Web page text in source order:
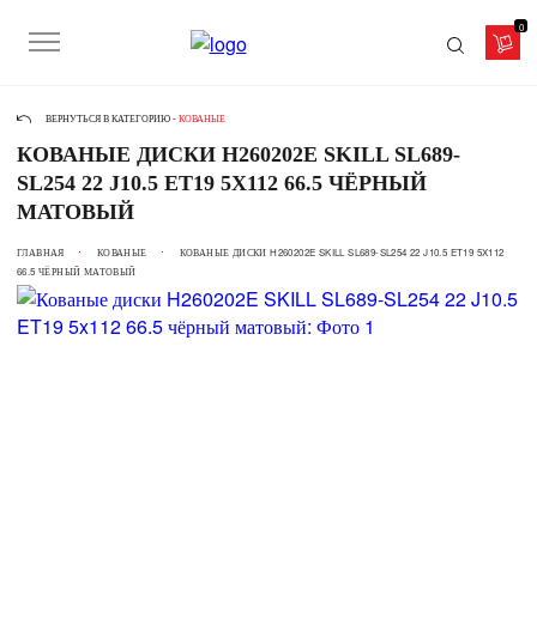
0
ВЕРНУТЬСЯ В КАТЕГОРИЮ - КОВАНЫЕ
КОВАНЫЕ ДИСКИ H260202E SKILL SL689-
SL254 22 J10.5 ET19 5X112 66.5 ЧЁРНЫЙ
МАТОВЫЙ
ГЛАВНАЯ КОВАНЫЕ
КОВАНЫЕ ДИСКИ H260202E SKILL SL689-SL254 22 J10.5 ET19 5X112
66.5 ЧЁРНЫЙ МАТОВЫЙ